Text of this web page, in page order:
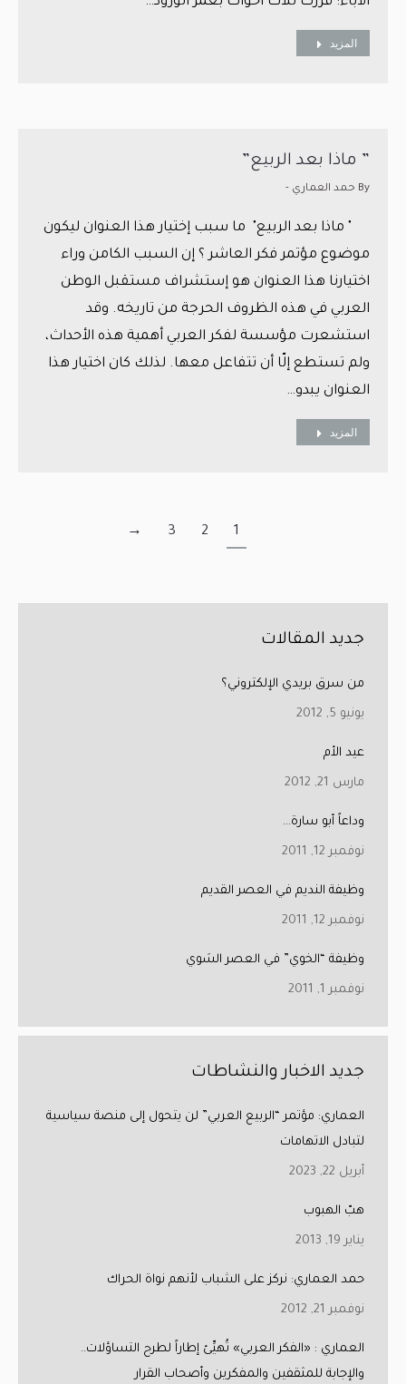
المزيد
” ماذا بعد الربيع”
By حمد العماري -
" ماذا بعد الربيع" ما سبب إختيار هذا العنوان ليكون
موضوع مؤتمر فكر العاشر ؟ إن السبب الكامن وراء
اختيارنا هذا العنوان هو إستشراف مستقبل الوطن
العربي في هذه الظروف الحرجة من تاريخه. وقد
استشعرت مؤسسة لفكر العربي أهمية هذه الأحداث،
ولم تستطع إلّا أن تتفاعل معها. لذلك كان اختيار هذا
العنوان يبدو…
المزيد
1
2
3
→
جديد المقالات
من سرق بريدي الإلكتروني؟
يونيو 5, 2012
عيد الأم
مارس 21, 2012
وداعاً أبو سارة…
نوفمبر 12, 2011
وظيفة النديم في العصر القديم
نوفمبر 12, 2011
وظيفة “الخوي” في العصر السَوي
نوفمبر 1, 2011
جديد الاخبار والنشاطات
العماري: مؤتمر “الربيع العربي” لن يتحول إلى منصة سياسية
لتبادل الاتهامات
أبريل 22, 2023
هبّ الهبوب
يناير 19, 2013
حمد العماري: نركز على الشباب لأنهم نواة الحراك
نوفمبر 21, 2012
العماري : «الفكر العربي» تُهيِّئ إطاراً لطرح التساؤلات..
والإجابة للمثقفين والمفكرين وأصحاب القرار